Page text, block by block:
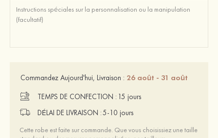
Commandez Aujourd'hui, Livraison : 26 août - 31 août
TEMPS DE CONFECTION : 15 jours
DÉLAI DE LIVRAISON :5-10 jours
Cette robe est faite sur commande. Que vous choisissiez une taille